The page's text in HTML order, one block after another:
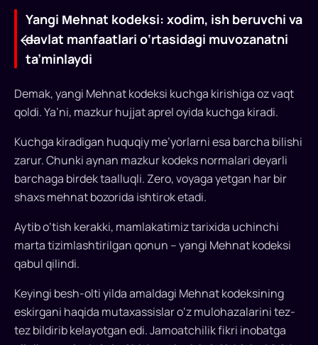
Yangi
Мehnat
kodeksi:
xodim,
ish
beruvchi
va
Yangi Мehnat kodeksi: xodim, ish beruvchi va
davlat manfaatlari o‘rtasidagi muvozanatni
ta’minlaydi
Demak, yangi Mehnat kodeksi kuchga kirishiga oz vaqt
qoldi. Ya’ni, mazkur hujjat aprel oyida kuchga kiradi.
Kuchga kiradigan huquqiy me’yorlarni esa barcha bilishi
zarur. Chunki aynan mazkur kodeks normalari deyarli
barchaga birdek taalluqli. Zero, voyaga yetgan har bir
shaxs mehnat bozorida ishtirok etadi.
Aytib o‘tish kerakki, mamlakatimiz tarixida uchinchi
marta tizimlashtirilgan qonun – yangi Mehnat kodeksi
qabul qilindi.
Keyingi besh-olti yilda amaldagi Mehnat kodeksining
eskirgani haqida mutaxassislar o‘z mulohazalarini tez-
tez bildirib kelayotgan edi. Jamoatchilik fikri inobatga